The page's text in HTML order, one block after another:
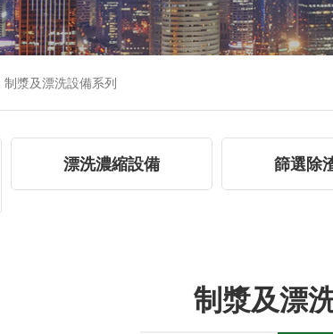
制漿及漂洗設備系列
漂洗濃縮設備 篩選除
制漿及漂